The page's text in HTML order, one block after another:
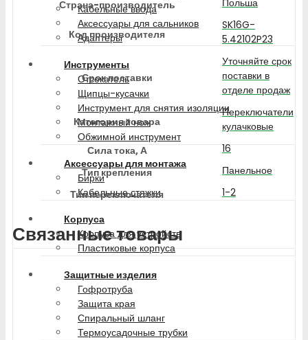
Кабельные ввода
Аксессуары для сальников
Адаптеры
Инструменты
Отсекатель
Щипцы-кусачки
Инструмент для снятия изоляции
Монтажный нож
Обжимной инструмент
Аксессуары для монтажа
Бирки
Кабельные стяжки
Корпуса
Корпуса для устройств
Пластиковые корпуса
Защитные изделия
Гофротруба
Защита края
Спиральный шланг
Термоусадочные трубки
Страна-производитель
Код производителя
SK16G-
5.42102P23
Срок поставки
Уточняйте срок
поставки в
отделе продаж
Категория товара
Переключатели
кулачковые
Сила тока, А
16
Тип крепления
Панельное
Тип переключателя
1-2
Связанные товары